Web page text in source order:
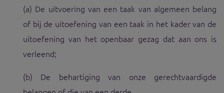
(a) De uitvoering van een taak van algemeen belang
of bij de uitoefening van een taak in het kader van de
uitoefening van het openbaar gezag dat aan ons is
verleend;
(b) De behartiging van onze gerechtvaardigde